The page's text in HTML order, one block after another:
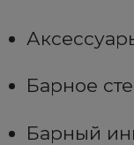
Барное
Барный